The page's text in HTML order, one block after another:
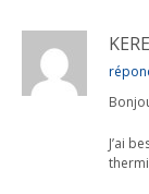
J’ai